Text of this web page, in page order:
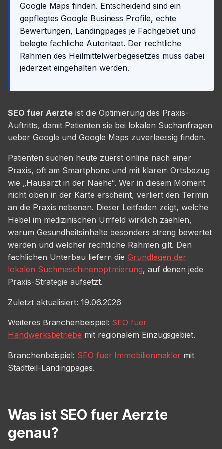
Google Maps finden. Entscheidend sind ein
gepflegtes Google Business Profile, echte
Bewertungen, Landingpages je Fachgebiet und
belegte fachliche Autoritaet. Der rechtliche
Rahmen des Heilmittelwerbegesetzes muss dabei
jederzeit eingehalten werden.
SEO fuer Aerzte ist die Optimierung des Praxis-
Auftritts, damit Patienten sie bei lokalen Suchanfragen
ueber Google und Google Maps zuverlaessig finden.
Patienten suchen heute zuerst online nach einer
Praxis, oft am Smartphone und mit klarem Ortsbezug
wie „Hausarzt in der Naehe“. Wer in diesem Moment
nicht oben in der Karte erscheint, verliert den Termin
an die Praxis nebenan. Dieser Leitfaden zeigt, welche
Hebel im medizinischen Umfeld wirklich zaehlen,
warum Gesundheitsinhalte besonders streng bewertet
werden und welcher rechtliche Rahmen gilt. Den
fachlichen Unterbau liefern die Grundlagen der
lokalen Suchmaschinenoptimierung, auf denen jede
Praxis-Strategie aufsetzt.
Zuletzt aktualisiert: 19.06.2026
Weiteres Branchenbeispiel: SEO fuer
Handwerksbetriebe mit regionalem Einzugsgebiet.
Branchenbeispiel: SEO fuer Immobilienmakler mit
Stadtteil-Landingpages.
Was ist SEO fuer Aerzte
genau?